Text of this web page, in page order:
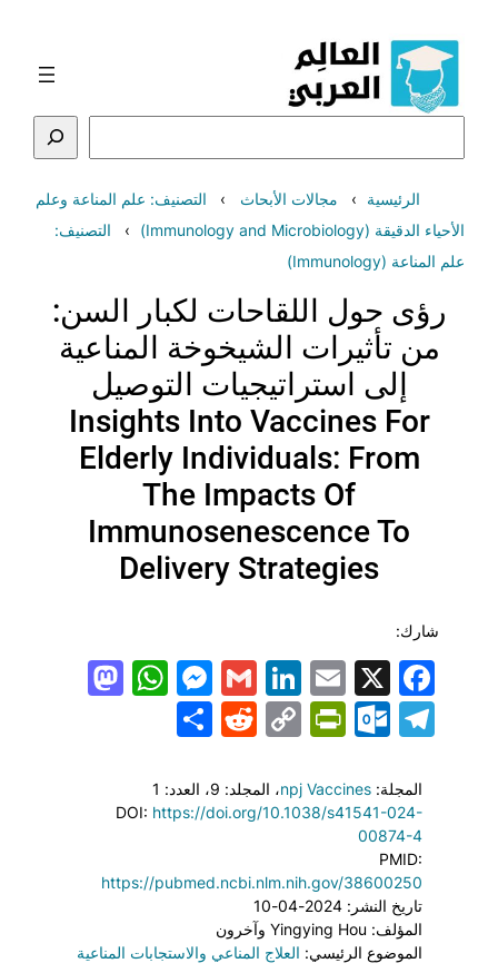
المحتوى
الرئيسية مجالات الأبحاث
التصنيف: علم المناعة وعلم
الأحياء الدقيقة (Immunology and Microbiology)
التصنيف:
علم المناعة (Immunology)
رؤى حول اللقاحات لكبار السن:
من تأثيرات الشيخوخة المناعية
إلى استراتيجيات التوصيل
Insights Into Vaccines For
Elderly Individuals: From
The Impacts Of
Immunosenescence To
Delivery Strategies
شارك:
Facebook
X
Email
LinkedIn
Gmail
Telegram
Outlook.com
PrintFriendly
Copy
Reddit
Share
المجلة: npj Vaccines، المجلد: 9
، العدد: 1
DOI: https://doi.org/10.1038/s41541-024-
00874-4
PMID:
https://pubmed.ncbi.nlm.nih.gov/38600250
تاريخ النشر: 2024-04-10
المؤلف: Yingying Hou وآخرون
الموضوع الرئيسي: العلاج المناعي والاستجابات المناعية